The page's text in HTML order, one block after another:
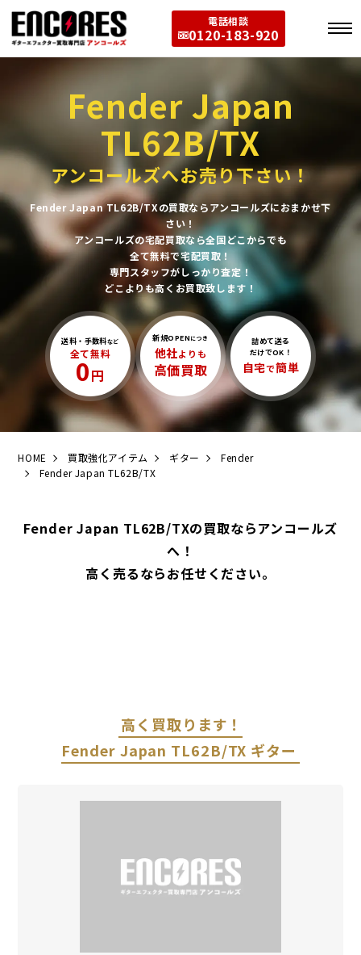
電話相談
0120-183-920
Fender Japan
TL62B/TX
アンコールズへお売り下さい！
Fender Japan TL62B/TXの買取ならアンコールズにおまかせ下
さい！
アンコールズの宅配買取なら全国どこからでも
全て無料で宅配買取！
専門スタッフがしっかり査定！
どこよりも高くお買取致します！
送料・手数料など
全て無料
0円
新規OPEN につき
他社よりも
高価買取
詰めて送る
だけでOK！
自宅で簡単
HOME 買取強化アイテム ギター
Fender
Fender Japan TL62B/TX
Fender Japan TL62B/TXの買取ならアンコールズ
へ！
高く売るならお任せください。
高く買取ります！
Fender Japan TL62B/TX ギター